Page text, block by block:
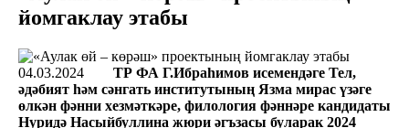
йомгаклау этабы
04.03.2024
ТР ФА Г.Ибраһимов исемендәге Тел,
әдәбият һәм сәнгать институтының Язма мирас үзәге
өлкән фәнни хезмәткәре, филология фәннәре кандидаты
Нуридә Насыйбуллина жюри әгъзасы буларак 2024